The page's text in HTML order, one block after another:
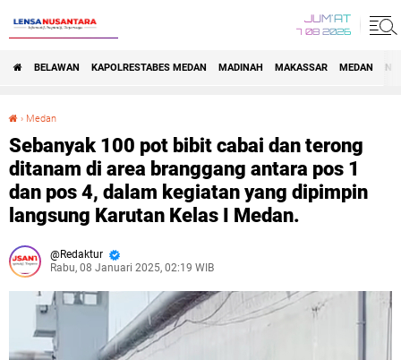
JUM'AT
7 08 2026
BELAWAN KAPOLRESTABES MEDAN MADINAH MAKASSAR MEDAN
› Medan
Sebanyak 100 pot bibit cabai dan terong
ditanam di area branggang antara pos 1
dan pos 4, dalam kegiatan yang dipimpin
langsung Karutan Kelas I Medan.
Redaktur
Rabu, 08 Januari 2025, 02:19 WIB